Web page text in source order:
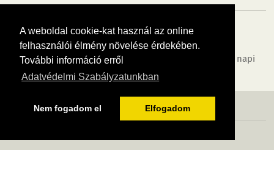
A weboldal cookie-kat használ az online
felhasználói élmény növelése érdekében.
További információ erről
Adatvédelmi Szabályzatunkban
Nem fogadom el Elfogadom
Tudj meg többet városodról! Hírek, programok, képek, napi
menü, cégek…. és minden, ami Orosháza
MÉDIAAJÁNLÓ ADATVÉDELEM IMPRESSZUM RÓLUNK